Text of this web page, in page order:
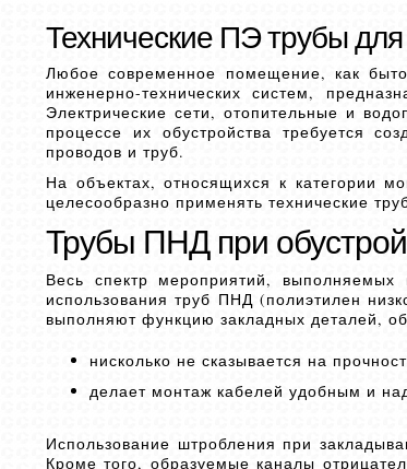
Технические ПЭ трубы
Любое современное помещение, как
инженерно-технических систем,
Электрические сети, отопительные и
процессе их обустройства требуется
проводов и труб.
На объектах, относящихся к категории
целесообразно применять технические
Трубы ПНД при
Весь спектр мероприятий, выполняемых
использования труб ПНД (полиэтилен
выполняют функцию закладных деталей,
нисколько не сказывается на
делает монтаж кабелей удобным и
Использование штробления при
Кроме того, образуемые каналы